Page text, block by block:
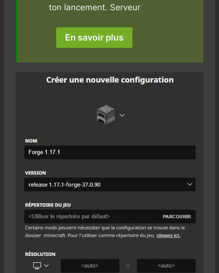
ton lancement. Serveur
En savoir plus